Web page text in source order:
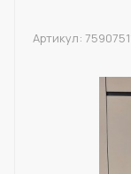
Артикул: